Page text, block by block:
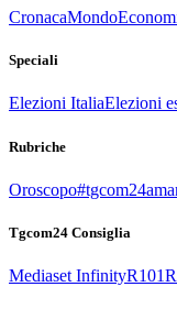
CronacaMondo
Speciali
Elezioni ItaliaElezioni
Rubriche
Oroscopo
Tgcom24 Consiglia
Mediaset InfinityR101